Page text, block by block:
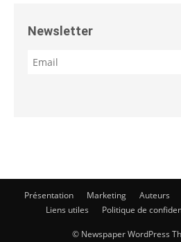
Newsletter
Présentation Marketing Auteurs
Liens utiles
Politique de
© Newspaper WordPress